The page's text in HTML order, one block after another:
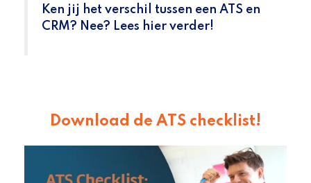
Ken jij het verschil tussen een ATS en
CRM? Nee? Lees hier verder!
Download de ATS checklist!